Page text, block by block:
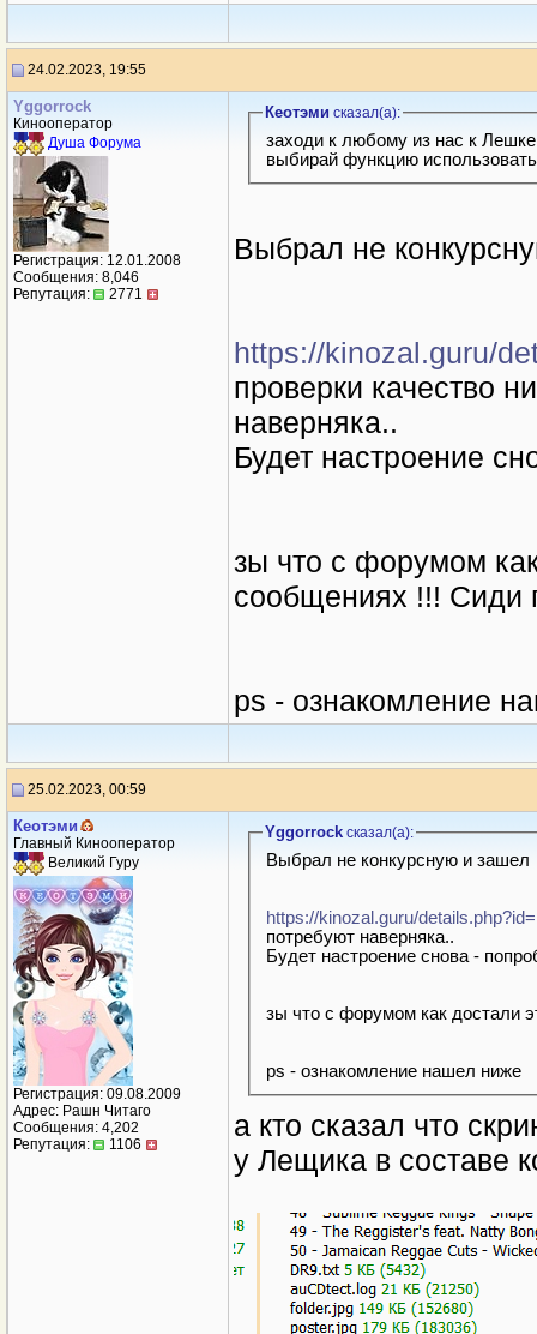
24.02.2023, 19:55
Yggorrock
Кинооператор
Душа Форума
Регистрация: 12.01.2008
Сообщения: 8,046
Репутация:
2771
Кеотэми сказал(a):
заходи к любому из нас к
выбирай функцию
Выбрал не
https://kinozal.guru/
проверки качество
наверняка..
Будет настроение
зы что с форумом
сообщениях !!! Сиди
ps - ознакомление
25.02.2023, 00:59
Кеотэми
Главный Кинооператор
Великий Гуру
Регистрация: 09.08.2009
Адрес: Рашн Читаго
Сообщения: 4,202
Репутация:
1106
Yggorrockсказал(a):
Выбрал не конкурсную и зашел
https://kinozal.guru/
потребуют наверняка..
Будет настроение снова -
ps - ознакомление нашел ниже
а кто сказал что
у Лещика в составе